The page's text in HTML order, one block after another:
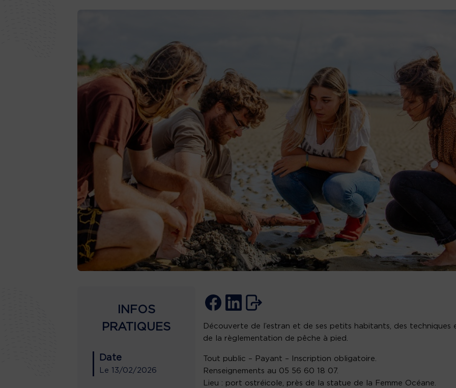
INFOS
PRATIQUES
Date
Le 13/02/2026
Découverte de l’estran et de ses petits habitants, des techniques
de la règlementation de pêche à pied.
Tout public – Payant – Inscription obligatoire.
Renseignements au 05 56 60 18 07.
Lieu : port ostréicole, près de la statue de la Femme Océane.